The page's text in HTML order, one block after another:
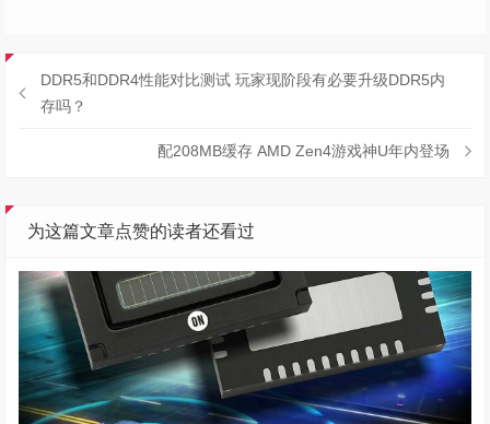
DDR5和DDR4性能对比测试 玩家现阶段有必要升级DDR5内
存吗？
配208MB缓存 AMD Zen4游戏神U年内登场
为这篇文章点赞的读者还看过